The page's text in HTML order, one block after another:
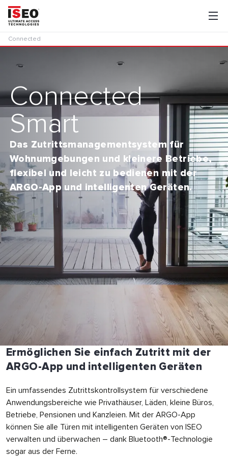
Connected
Connected
Smart
Das Zutrittsmanagementsystem für
Wohnumgebungen und kleinere Betriebe,
flexibel und leicht zu bedienen mit der
ARGO-App und intelligenten Geräten.
Ermöglichen Sie einfach Zutritt mit der
ARGO-App und intelligenten Geräten
Ein umfassendes Zutrittskontrollsystem für verschiedene
Anwendungsbereiche wie Privathäuser, Läden, kleine Büros,
Betriebe, Pensionen und Kanzleien. Mit der ARGO-App
können Sie alle Türen mit intelligenten Geräten von ISEO
verwalten und überwachen – dank Bluetooth®-Technologie
sogar aus der Ferne.